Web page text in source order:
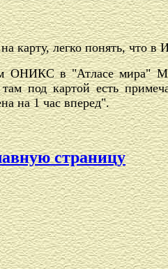
легко понять, что
в "Атласе мира" М-
картой есть
на 1 час вперед".
страницу